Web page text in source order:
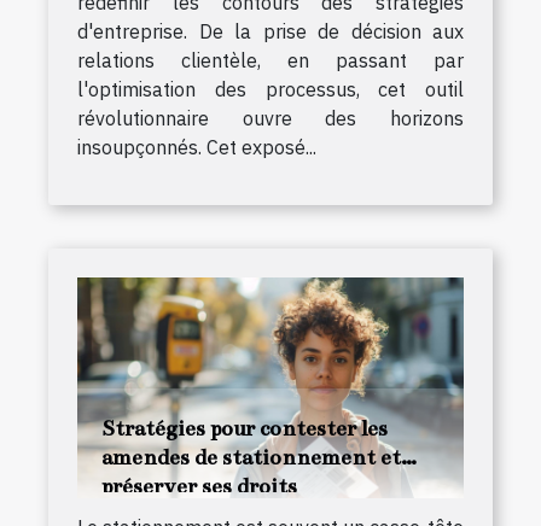
d'entreprise. De la prise de décision aux
relations clientèle, en passant par
l'optimisation des processus, cet outil
révolutionnaire ouvre des horizons
insoupçonnés. Cet exposé...
Stratégies pour contester les
amendes de stationnement et
préserver ses droits